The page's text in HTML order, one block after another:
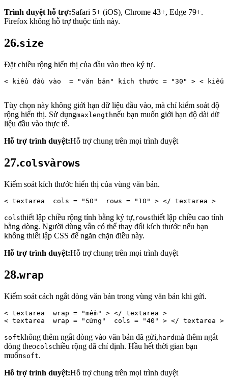
Trình duyệt hỗ trợ:Safari 5+ (iOS), Chrome 43+, Edge 79+.
Firefox không hỗ trợ thuộc tính này.
26.size
Đặt chiều rộng hiển thị của đầu vào theo ký tự.
< kiểu đầu vào = "văn bản" kích thước = "30" > < kiểu
Tùy chọn này không giới hạn dữ liệu đầu vào, mà chỉ kiểm soát độ
rộng hiển thị. Sử dụngmaxlengthnếu bạn muốn giới hạn độ dài dữ
liệu đầu vào thực tế.
Hỗ trợ trình duyệt:Hỗ trợ chung trên mọi trình duyệt
27.colsvàrows
Kiểm soát kích thước hiển thị của vùng văn bản.
< textarea cols = "50" rows = "10" > </ textarea >
colsthiết lập chiều rộng tính bằng ký tự, rowsthiết lập chiều cao tính
bằng dòng. Người dùng vẫn có thể thay đổi kích thước nếu bạn
không thiết lập CSS để ngăn chặn điều này.
Hỗ trợ trình duyệt:Hỗ trợ chung trên mọi trình duyệt
28.wrap
Kiểm soát cách ngắt dòng văn bản trong vùng văn bản khi gửi.
< textarea wrap = "mềm" > </ textarea >
< textarea wrap = "cứng" cols = "40" > </ textarea >
softkhông thêm ngắt dòng vào văn bản đã gửi, hardmà thêm ngắt
dòng theocolschiều rộng đã chỉ định. Hầu hết thời gian bạn
muốnsoft.
Hỗ trợ trình duyệt:Hỗ trợ chung trên mọi trình duyệt